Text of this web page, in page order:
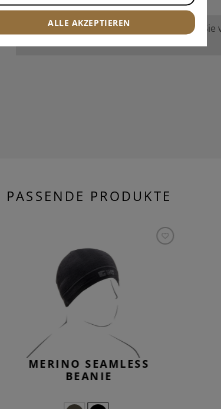
Keine Bewertungen gefunden. Gehen
PASSENDE PRODUKTE
MERINO SEAMLESS
BEANIE
ALLE AKZEPTIEREN